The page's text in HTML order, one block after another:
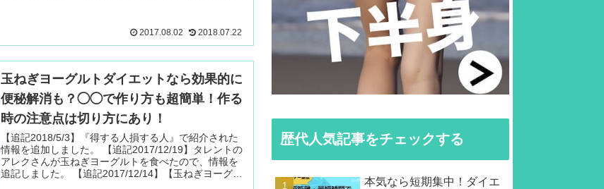
2017.08.02 2018.07.22
玉ねぎヨーグルトダイエットなら効果的に
便秘解消も？◯◯で作り方も超簡単！作る
時の注意点は切り方にあり！
【追記2018/5/3】『得する人損する人』で紹介された
情報を追加しました。 【追記2017/12/19】タレントの
アレクさんが玉ねぎヨーグルトを食べたので、情報を
追記しました。 【追記2017/12/14】【玉ねぎヨーグル
歴代人気記事をチェックする
本気なら短期集中！ダイエ